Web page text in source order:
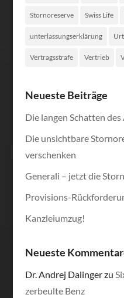
Stornoreserve Swiss Life
unterlassungserklärung
Vertragsstrafe Vertrieb
Neueste Beiträge
Die langen Schatten des
Die unsichtbare
verschenken
Generali – jetzt die
Provisions-
Kanzleiumzug!
Neueste
Dr. Andrej Dalingerzu
zerbeulte Benz